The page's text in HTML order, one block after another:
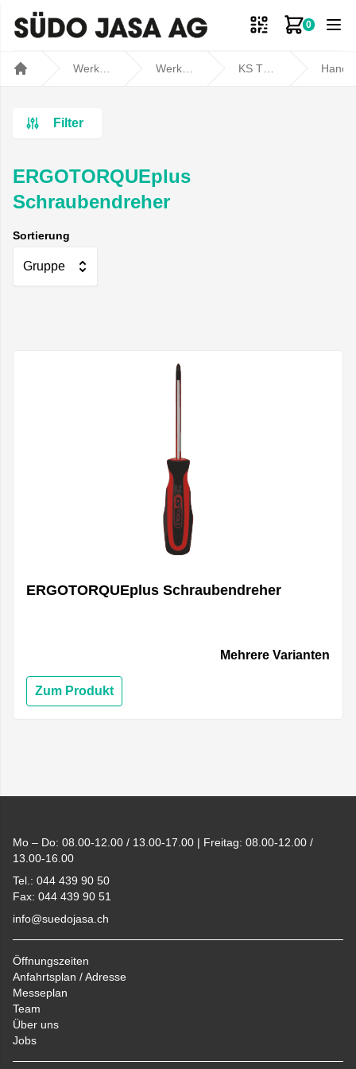
0
Zum
Filter
ERGOTORQUEplus
Schraubendreher
Sortierung
Gruppe
ERGOTORQUEplus Schraubendreher
Mehrere Varianten
Zum Produkt
Mo – Do: 08.00-12.00 / 13.00-17.00 | Freitag: 08.00-12.00 /
13.00-16.00
Tel.: 044 439 90 50
Fax: 044 439 90 51
info@suedojasa.ch
Öffnungszeiten
Anfahrtsplan / Adresse
Messeplan
Team
Über uns
Jobs